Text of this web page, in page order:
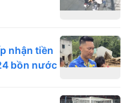
nhận tiền
bồn nước